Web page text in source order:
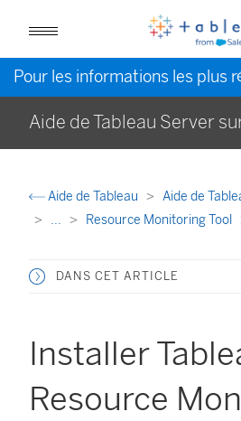
Aide de Tableau Server
Aide de Tableau
Aide de
...
Resource Monitoring Tool
DANS CET ARTICLE
Installer
Resource